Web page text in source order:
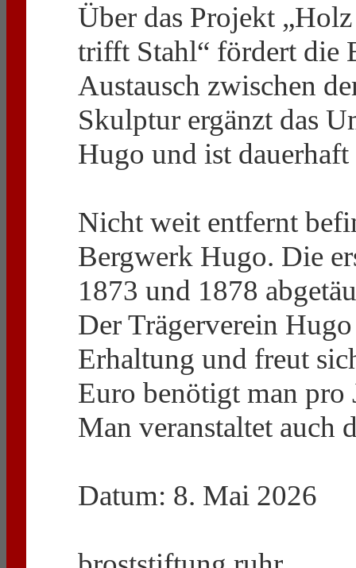
Über das Projekt
trifft Stahl“ fördert die
Austausch zwischen
Skulptur ergänzt das
Hugo und ist
Nicht weit entfernt
Bergwerk Hugo. Die
1873 und 1878
Der Trägerverein
Erhaltung und freut
Euro benötigt man pro
Man veranstaltet auch
Datum: 8. Mai 2026